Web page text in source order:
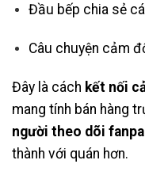
Đầu bếp chia sẻ
Câu chuyện cảm
Đây là cách kết nối
mang tính bán hàng
người theo dõi
thành với quán hơn.